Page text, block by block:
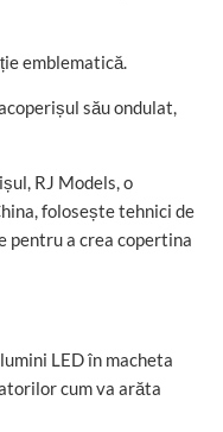
emblematică.
său ondulat,
RJ Models, o
folosește tehnici de
pentru a crea copertina
LED în macheta
cum va arăta